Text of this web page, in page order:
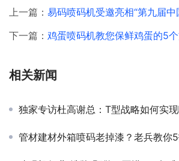
上一篇： 易码喷码机受邀亮相“第九届中国食品饮料
下一篇： 鸡蛋喷码机教您保鲜鸡蛋的5
相关新闻
独家专访杜高谢总：T型战略如何实现喷码
管材建材外箱喷码老掉漆？老兵教你5招彻